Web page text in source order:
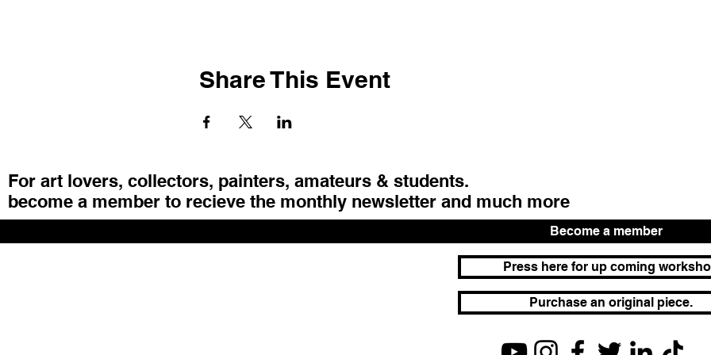
Share This Event
For art lovers, collectors, painters, amateurs & students.
become a member to recieve the monthly newsletter and much more
Become a member
Press here for up coming
Purchase an original piece.